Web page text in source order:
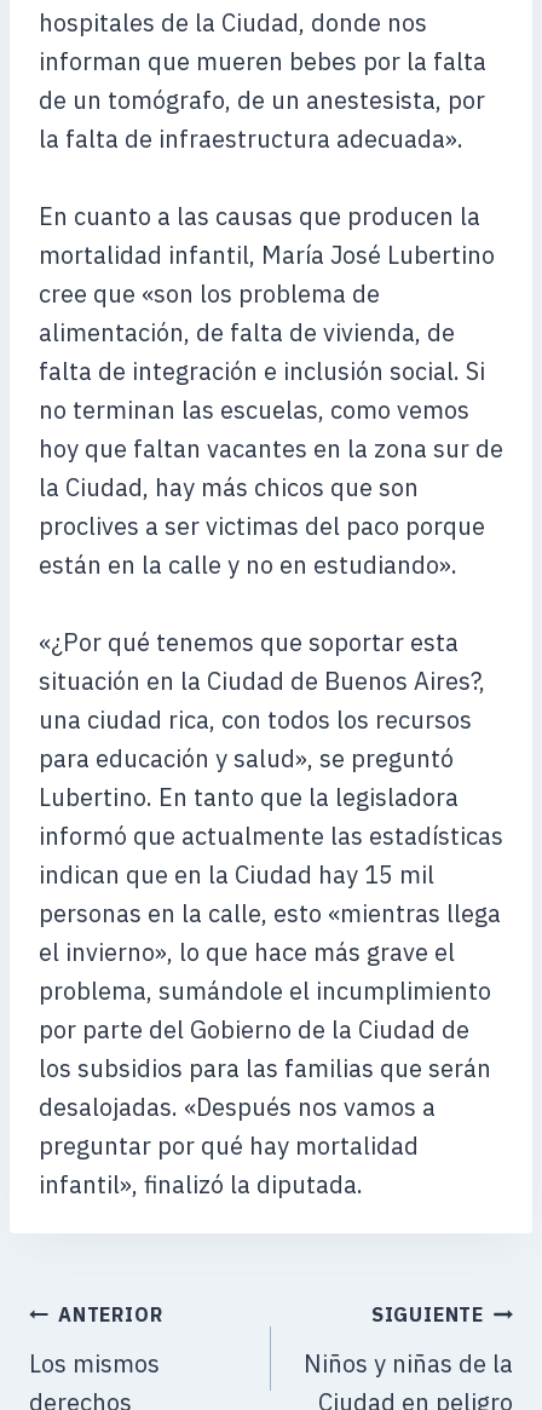
hospitales de la Ciudad, donde nos
informan que mueren bebes por la falta
de un tomógrafo, de un anestesista, por
la falta de infraestructura adecuada».
En cuanto a las causas que producen la
mortalidad infantil, María José Lubertino
cree que «son los problema de
alimentación, de falta de vivienda, de
falta de integración e inclusión social. Si
no terminan las escuelas, como vemos
hoy que faltan vacantes en la zona sur de
la Ciudad, hay más chicos que son
proclives a ser victimas del paco porque
están en la calle y no en estudiando».
«¿Por qué tenemos que soportar esta
situación en la Ciudad de Buenos Aires?,
una ciudad rica, con todos los recursos
para educación y salud», se preguntó
Lubertino. En tanto que la legisladora
informó que actualmente las estadísticas
indican que en la Ciudad hay 15 mil
personas en la calle, esto «mientras llega
el invierno», lo que hace más grave el
problema, sumándole el incumplimiento
por parte del Gobierno de la Ciudad de
los subsidios para las familias que serán
desalojadas. «Después nos vamos a
preguntar por qué hay mortalidad
infantil», finalizó la diputada.
ANTERIOR
Los mismos
derechos
SIGUIENTE
Niños y niñas de la
Ciudad en peligro